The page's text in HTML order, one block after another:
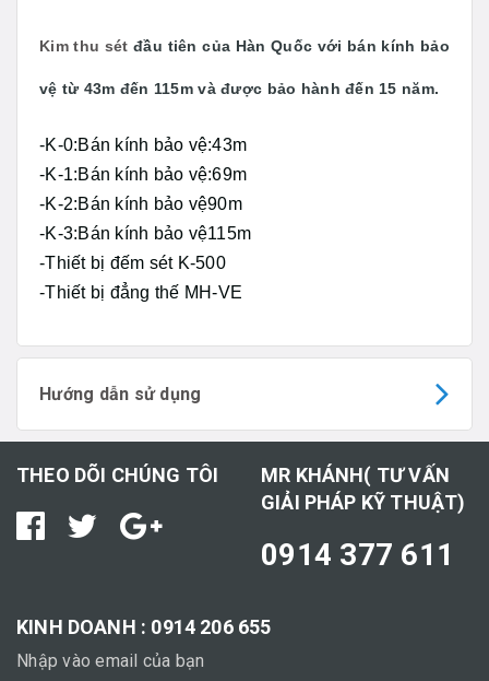
Kim thu sét đầu tiên của Hàn Quốc với bán kính bảo
vệ từ 43m đến 115m và được bảo hành đến 15 năm.
-K-0:Bán kính bảo vệ:43m
-K-1:Bán kính bảo vệ:69m
-K-2:Bán kính bảo vệ90m
-K-3:Bán kính bảo vệ115m
-Thiết bị đếm sét K-500
-Thiết bị đẳng thế MH-VE
Hướng dẫn sử dụng
THEO DÕI CHÚNG TÔI
MR KHÁNH( TƯ VẤN
GIẢI PHÁP KỸ THUẬT)
0914 377 611
KINH DOANH : 0914 206 655
Nhập vào email của bạn